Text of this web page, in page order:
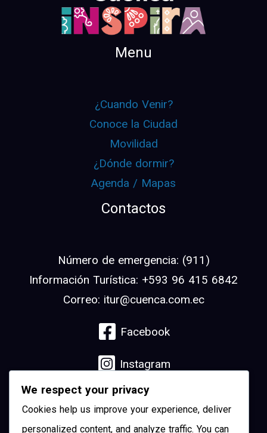
Menu
¿Cuando Venir?
Conoce la Ciudad
Movilidad
¿Dónde dormir?
Agenda / Mapas
Contactos
Número de emergencia: (911)
Información Turística: +593 96 415 6842
Correo: itur@cuenca.com.ec
Facebook
Instagram
Linkedin
YouTube
We respect your privacy
Cookies help us improve your experience, deliver
personalized content, and analyze traffic. You can